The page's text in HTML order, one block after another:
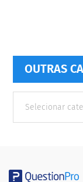
OUTRAS
Categorias